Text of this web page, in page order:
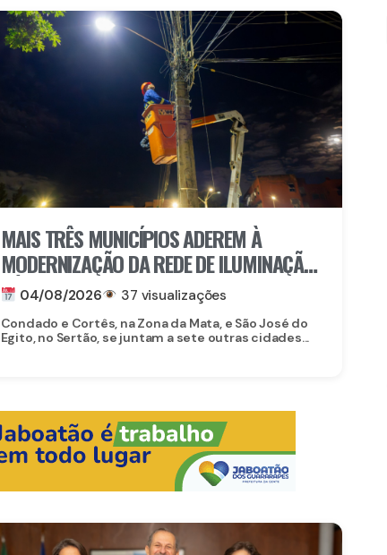
MAIS TRÊS MUNICÍPIOS ADEREM À
MODERNIZAÇÃO DA REDE DE ILUMINAÇÃO
PÚBLICA COM O ILUMINA PERNAMBUCO
04/08/2026 37 visualizações
Condado e Cortês, na Zona da Mata, e São José do
Egito, no Sertão, se juntam a sete outras cidades...